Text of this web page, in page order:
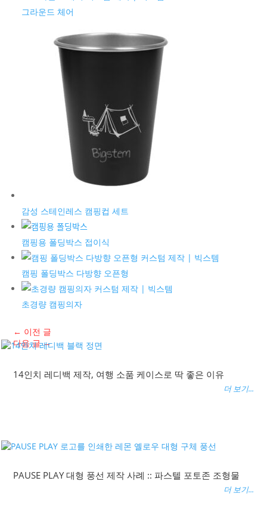
그라운드 체어
감성 스테인레스 캠핑컵 세트
캠핑용 폴딩박스 접이식
캠핑 폴딩박스 다방향 오픈형
초경량 캠핑의자
← 이전 글
다음 글→
14인치 레디백 제작, 여행 소품 케이스로 딱 좋은 이유
더 보기...
PAUSE PLAY 대형 풍선 제작 사례 :: 파스텔 포토존 조형물
더 보기...